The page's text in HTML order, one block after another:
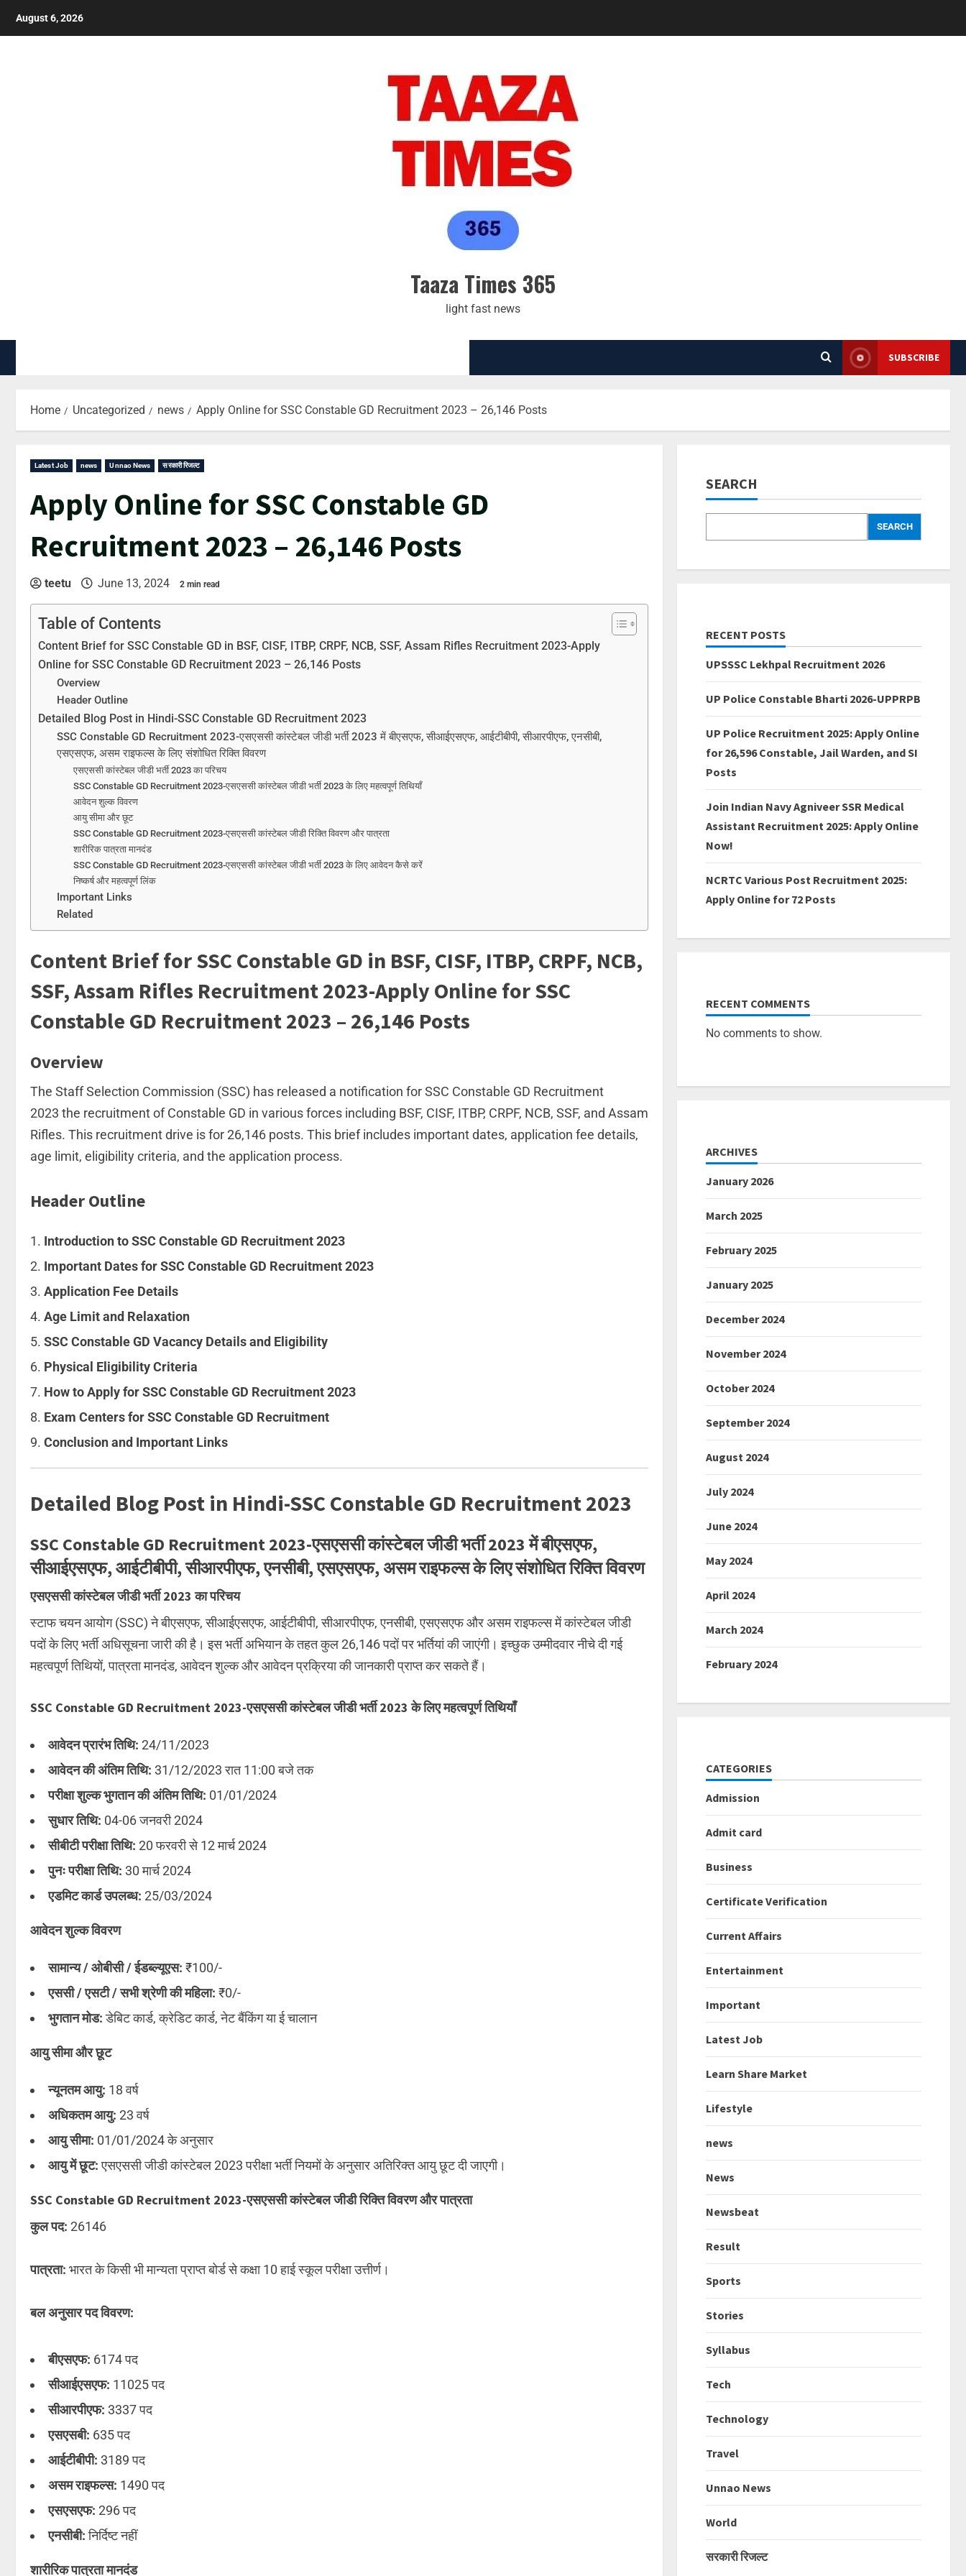
August 6, 2026
Taaza Times 365
light fast news
SUBSCRIBE
Home Uncategorized news Apply Online for SSC Constable GD Recruitment 2023 – 26,146 Posts
Latest Job news Unnao News सरकारी रिजल्ट
Apply Online for SSC Constable GD
Recruitment 2023 – 26,146 Posts
teetu June 13, 2024 2 min read
Table of Contents
Content Brief for SSC Constable GD in BSF, CISF, ITBP, CRPF, NCB, SSF, Assam Rifles Recruitment 2023-Apply
Online for SSC Constable GD Recruitment 2023 – 26,146 Posts
Overview
Header Outline
Detailed Blog Post in Hindi-SSC Constable GD Recruitment 2023
SSC Constable GD Recruitment 2023-एसएससी कांस्टेबल जीडी भर्ती 2023 में बीएसएफ, सीआईएसएफ, आईटीबीपी, सीआरपीएफ, एनसीबी,
एसएसएफ, असम राइफल्स के लिए संशोधित रिक्ति विवरण
एसएससी कांस्टेबल जीडी भर्ती 2023 का परिचय
SSC Constable GD Recruitment 2023-एसएससी कांस्टेबल जीडी भर्ती 2023 के लिए महत्वपूर्ण तिथियाँ
आवेदन शुल्क विवरण
आयु सीमा और छूट
SSC Constable GD Recruitment 2023-एसएससी कांस्टेबल जीडी रिक्ति विवरण और पात्रता
शारीरिक पात्रता मानदंड
SSC Constable GD Recruitment 2023-एसएससी कांस्टेबल जीडी भर्ती 2023 के लिए आवेदन कैसे करें
निष्कर्ष और महत्वपूर्ण लिंक
Important Links
Related
Content Brief for SSC Constable GD in BSF, CISF, ITBP, CRPF, NCB,
SSF, Assam Rifles Recruitment 2023-Apply Online for SSC
Constable GD Recruitment 2023 – 26,146 Posts
Overview
The Staff Selection Commission (SSC) has released a notification for SSC Constable GD Recruitment
2023 the recruitment of Constable GD in various forces including BSF, CISF, ITBP, CRPF, NCB, SSF, and Assam
Rifles. This recruitment drive is for 26,146 posts. This brief includes important dates, application fee details,
age limit, eligibility criteria, and the application process.
Header Outline
Introduction to SSC Constable GD Recruitment 2023
Important Dates for SSC Constable GD Recruitment 2023
Application Fee Details
Age Limit and Relaxation
SSC Constable GD Vacancy Details and Eligibility
Physical Eligibility Criteria
How to Apply for SSC Constable GD Recruitment 2023
Exam Centers for SSC Constable GD Recruitment
Conclusion and Important Links
Detailed Blog Post in Hindi-SSC Constable GD Recruitment 2023
SSC Constable GD Recruitment 2023-एसएससी कांस्टेबल जीडी भर्ती 2023 में बीएसएफ,
सीआईएसएफ, आईटीबीपी, सीआरपीएफ, एनसीबी, एसएसएफ, असम राइफल्स के लिए संशोधित रिक्ति विवरण
एसएससी कांस्टेबल जीडी भर्ती 2023 का परिचय
स्टाफ चयन आयोग (SSC) ने बीएसएफ, सीआईएसएफ, आईटीबीपी, सीआरपीएफ, एनसीबी, एसएसएफ और असम राइफल्स में कांस्टेबल जीडी
पदों के लिए भर्ती अधिसूचना जारी की है। इस भर्ती अभियान के तहत कुल 26,146 पदों पर भर्तियां की जाएंगी। इच्छुक उम्मीदवार नीचे दी गई
महत्वपूर्ण तिथियों, पात्रता मानदंड, आवेदन शुल्क और आवेदन प्रक्रिया की जानकारी प्राप्त कर सकते हैं।
SSC Constable GD Recruitment 2023-एसएससी कांस्टेबल जीडी भर्ती 2023 के लिए महत्वपूर्ण तिथियाँ
आवेदन प्रारंभ तिथि: 24/11/2023
आवेदन की अंतिम तिथि: 31/12/2023 रात 11:00 बजे तक
परीक्षा शुल्क भुगतान की अंतिम तिथि: 01/01/2024
सुधार तिथि: 04-06 जनवरी 2024
सीबीटी परीक्षा तिथि: 20 फरवरी से 12 मार्च 2024
पुनः परीक्षा तिथि: 30 मार्च 2024
एडमिट कार्ड उपलब्ध: 25/03/2024
आवेदन शुल्क विवरण
सामान्य / ओबीसी / ईडब्ल्यूएस: ₹100/-
एससी / एसटी / सभी श्रेणी की महिला: ₹0/-
भुगतान मोड:डेबिट कार्ड, क्रेडिट कार्ड, नेट बैंकिंग या ई चालान
आयु सीमा और छूट
न्यूनतम आयु: 18 वर्ष
अधिकतम आयु: 23 वर्ष
आयु सीमा: 01/01/2024 के अनुसार
आयु में छूट:एसएससी जीडी कांस्टेबल 2023 परीक्षा भर्ती नियमों के अनुसार अतिरिक्त आयु छूट दी जाएगी।
SSC Constable GD Recruitment 2023-एसएससी कांस्टेबल जीडी रिक्ति विवरण और पात्रता
कुल पद: 26146
पात्रता: भारत के किसी भी मान्यता प्राप्त बोर्ड से कक्षा 10 हाई स्कूल परीक्षा उत्तीर्ण।
बल अनुसार पद विवरण:
बीएसएफ: 6174 पद
सीआईएसएफ: 11025 पद
सीआरपीएफ: 3337 पद
एसएसबी: 635 पद
आईटीबीपी: 3189 पद
असम राइफल्स: 1490 पद
एसएसएफ: 296 पद
एनसीबी:निर्दिष्ट नहीं
शारीरिक पात्रता मानदंड
SEARCH
SEARCH
RECENT POSTS
UPSSSC Lekhpal Recruitment 2026
UP Police Constable Bharti 2026-UPPRPB
UP Police Recruitment 2025: Apply Online
for 26,596 Constable, Jail Warden, and SI
Posts
Join Indian Navy Agniveer SSR Medical
Assistant Recruitment 2025: Apply Online
Now!
NCRTC Various Post Recruitment 2025:
Apply Online for 72 Posts
RECENT COMMENTS
No comments to show.
ARCHIVES
January 2026
March 2025
February 2025
January 2025
December 2024
November 2024
October 2024
September 2024
August 2024
July 2024
June 2024
May 2024
April 2024
March 2024
February 2024
CATEGORIES
Admission
Admit card
Business
Certificate Verification
Current Affairs
Entertainment
Important
Latest Job
Learn Share Market
Lifestyle
news
News
Newsbeat
Result
Sports
Stories
Syllabus
Tech
Technology
Travel
Unnao News
World
सरकारी रिजल्ट